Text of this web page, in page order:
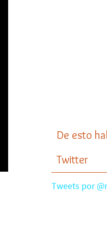
De esto
Twitter
Tweets por